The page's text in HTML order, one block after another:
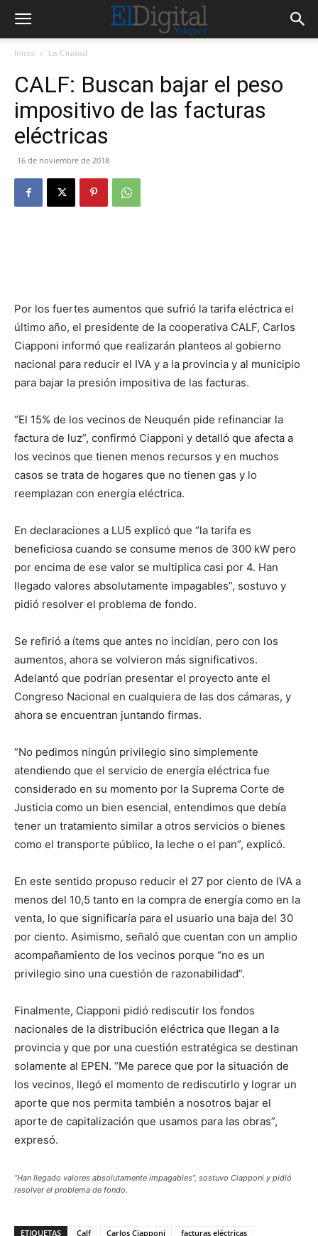
Inicio La Ciudad
CALF: Buscan bajar el peso
impositivo de las facturas
eléctricas
16 de noviembre de 2018
Por los fuertes aumentos que sufrió la tarifa eléctrica el
último año, el presidente de la cooperativa CALF, Carlos
Ciapponi informó que realizarán planteos al gobierno
nacional para reducir el IVA y a la provincia y al municipio
para bajar la presión impositiva de las facturas.
“El 15% de los vecinos de Neuquén pide refinanciar la
factura de luz”, confirmó Ciapponi y detalló que afecta a
los vecinos que tienen menos recursos y en muchos
casos se trata de hogares que no tienen gas y lo
reemplazan con energía eléctrica.
En declaraciones a LU5 explicó que “la tarifa es
beneficiosa cuando se consume menos de 300 kW pero
por encima de ese valor se multiplica casi por 4. Han
llegado valores absolutamente impagables”, sostuvo y
pidió resolver el problema de fondo.
Se refirió a ítems que antes no incidían, pero con los
aumentos, ahora se volvieron más significativos.
Adelantó que podrían presentar el proyecto ante el
Congreso Nacional en cualquiera de las dos cámaras, y
ahora se encuentran juntando firmas.
“No pedimos ningún privilegio sino simplemente
atendiendo que el servicio de energía eléctrica fue
considerado en su momento por la Suprema Corte de
Justicia como un bien esencial, entendimos que debía
tener un tratamiento similar a otros servicios o bienes
como el transporte público, la leche o el pan”, explicó.
En este sentido propuso reducir el 27 por ciento de IVA a
menos del 10,5 tanto en la compra de energía como en la
venta, lo que significaría para el usuario una baja del 30
por ciento. Asimismo, señaló que cuentan con un amplio
acompañamiento de los vecinos porque “no es un
privilegio sino una cuestión de razonabilidad”.
Finalmente, Ciapponi pidió rediscutir los fondos
nacionales de la distribución eléctrica que llegan a la
provincia y que por una cuestión estratégica se destinan
solamente al EPEN. “Me parece que por la situación de
los vecinos, llegó el momento de rediscutirlo y lograr un
aporte que nos permita también a nosotros bajar el
aporte de capitalización que usamos para las obras”,
expresó.
“Han llegado valores absolutamente impagables”, sostuvo Ciapponi y pidió
resolver el problema de fondo.
ETIQUETAS Calf Carlos Ciapponi facturas eléctricas